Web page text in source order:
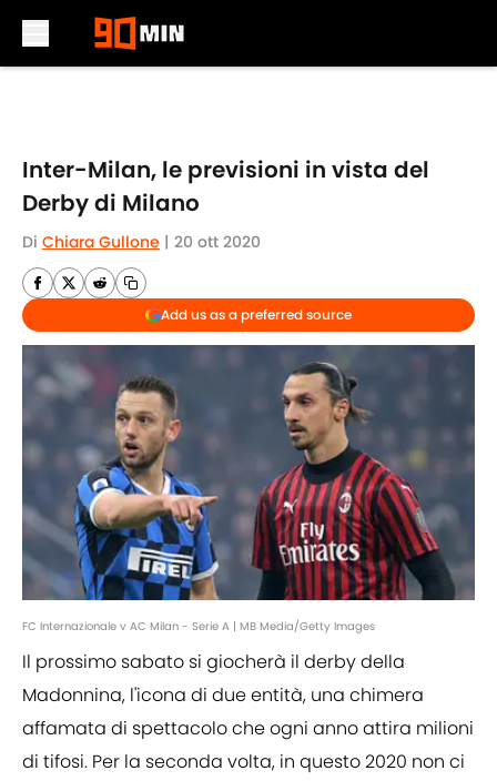
Inter-Milan, le previsioni in vista del
Derby di Milano
Di Chiara Gullone | 20 ott 2020
Add us as a preferred source
FC Internazionale v AC Milan - Serie A | MB Media/Getty Images
Il prossimo sabato si giocherà il derby della
Madonnina, l'icona di due entità, una chimera
affamata di spettacolo che ogni anno attira milioni
di tifosi. Per la seconda volta, in questo 2020 non ci